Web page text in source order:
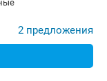
2 предложения